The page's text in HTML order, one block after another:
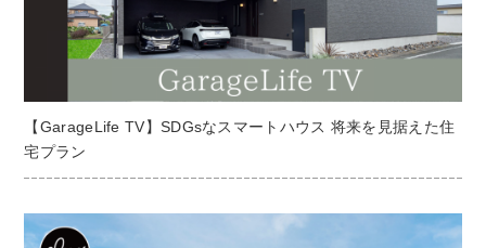
【GarageLife TV】SDGsなスマートハウス 将来を見据えた住
宅プラン